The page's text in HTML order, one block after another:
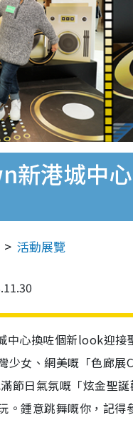
新港城中
活動展覽
中心換咗個新look迎接
少女、網美嘅「色廊
節日氣氛嘅「炫金聖
。鍾意跳舞嘅你，記